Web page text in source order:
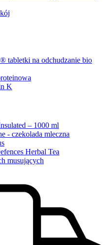
tabletki na odchudzanie bio
K
– 1000 ml
- czekolada mleczna
Herbal Tea
musujących